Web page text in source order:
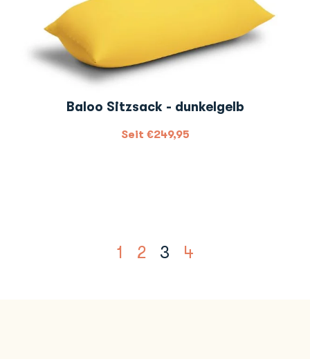
Baloo Sitzsack - dunkelgelb
Seit €249,95
1 2 3 4